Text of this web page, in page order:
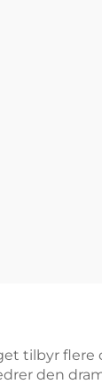
tilbyr
den